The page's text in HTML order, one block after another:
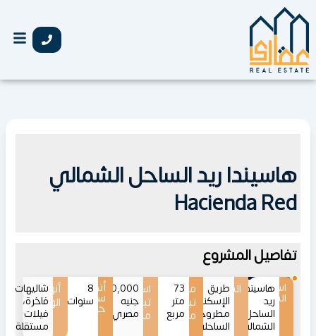
تخطي
إلى
هاسيندا ريد الساحل الشمالي
Hacienda Red
تفاصيل المشروع
اسم
المشروع
هاسيندا
ريد
الساحل
الشمالي
الموقع
طريق
الإسكندرية
مطروح
الساحلي
مساحات
تبدأ
من
73
متر
مربع
اسعار
تبدأ
من
35,000,000
جنيه
مصري
أنظمة
سداد
حتى
8
سنوات
أنواع
الوحدات
شاليهات
فاخرة،
فيلات
مستقلة